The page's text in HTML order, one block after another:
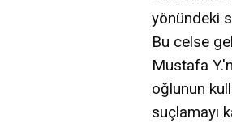
yönündeki
Bu celse
Mustafa
oğlunun
suçlamayı